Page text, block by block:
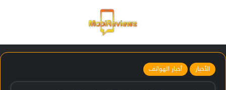
الأخبار أخبار الهواتف